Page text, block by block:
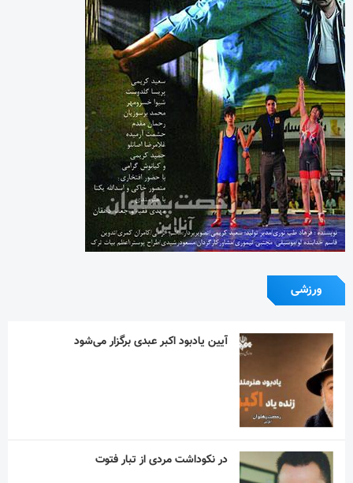
آیین یادبود اکبر عبدی برگزار می‌شود
در نکوداشت مردی از تبار فتوت